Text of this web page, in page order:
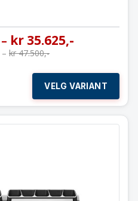
– kr 35.625,-
– kr47.500,-
VELG VARIANT